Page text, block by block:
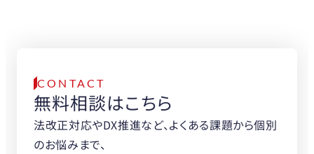
CONTACT
無料相談はこちら
法改正対応やDX推進など、よくある課題から個別
のお悩みまで、